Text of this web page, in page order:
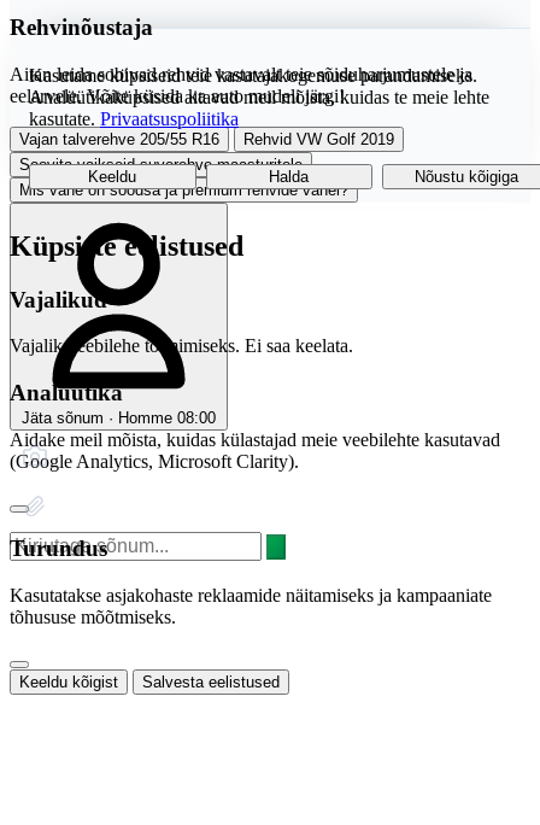
Rehvinõustaja
Aitan leida sobivad rehvid vastavalt teie sõiduharjumustele ja
eelarvele. Võite küsida ka auto mudeli järgi!
Vajan talverehve 205/55 R16
Rehvid VW Golf 2019
Soovita vaikseid suverehve maasturitele
Mis vahe on soodsa ja premium rehvide vahel?
Jäta sõnum · Homme 08:00
Kasutame küpsiseid teie kasutajakogemuse parandamiseks.
Analüütikaküpsised aitavad meil mõista, kuidas te meie lehte
kasutate. Privaatsuspoliitika
Keeldu Halda Nõustu kõigiga
Küpsiste eelistused
Vajalikud
Vajalik veebilehe toimimiseks. Ei saa keelata.
Analüütika
Aidake meil mõista, kuidas külastajad meie veebilehte kasutavad
(Google Analytics, Microsoft Clarity).
Turundus
Kasutatakse asjakohaste reklaamide näitamiseks ja kampaaniate
tõhususe mõõtmiseks.
Keeldu kõigist Salvesta eelistused